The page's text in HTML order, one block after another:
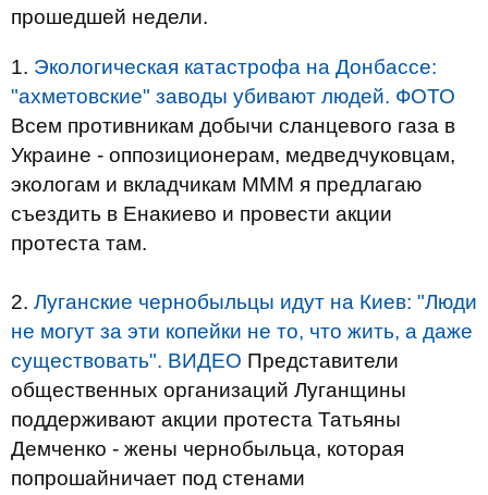
прошедшей недели.
1. Экологическая катастрофа на Донбассе:
"ахметовские" заводы убивают людей. ФОТО
Всем противникам добычи сланцевого газа в
Украине - оппозиционерам, медведчуковцам,
экологам и вкладчикам МММ я предлагаю
съездить в Енакиево и провести акции
протеста там.
2. Луганские чернобыльцы идут на Киев: "Люди
не могут за эти копейки не то, что жить, а даже
существовать". ВИДЕО Представители
общественных организаций Луганщины
поддерживают акции протеста Татьяны
Демченко - жены чернобыльца, которая
попрошайничает под стенами